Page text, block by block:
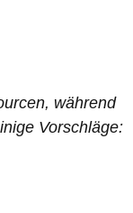
während
Vorschläge: